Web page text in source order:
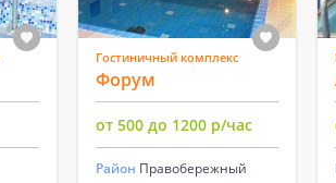
Гостиничный комплекс
Форум
от 500 до 1200 р/час
Район Правобережный